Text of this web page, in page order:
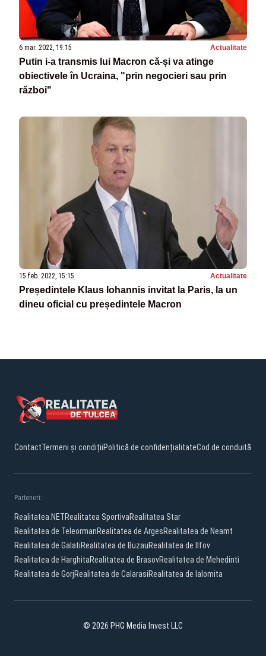
6 mar. 2022, 19:15 Actualitate
Putin i-a transmis lui Macron că-și va atinge
obiectivele în Ucraina, "prin negocieri sau prin
război"
15 feb. 2022, 15:15 Actualitate
Președintele Klaus Iohannis invitat la Paris, la un
dineu oficial cu președintele Macron
ContactTermeni și condițiiPolitică de confidențialitateCod de conduită
Parteneri:
Realitatea.NETRealitatea SportivaRealitatea Star
Realitatea de TeleormanRealitatea de ArgesRealitatea de Neamt
Realitatea de GalatiRealitatea de BuzauRealitatea de Ilfov
Realitatea de HarghitaRealitatea de BrasovRealitatea de Mehedinti
Realitatea de GorjRealitatea de CalarasiRealitatea de Ialomita
© 2026 PHG Media Invest LLC